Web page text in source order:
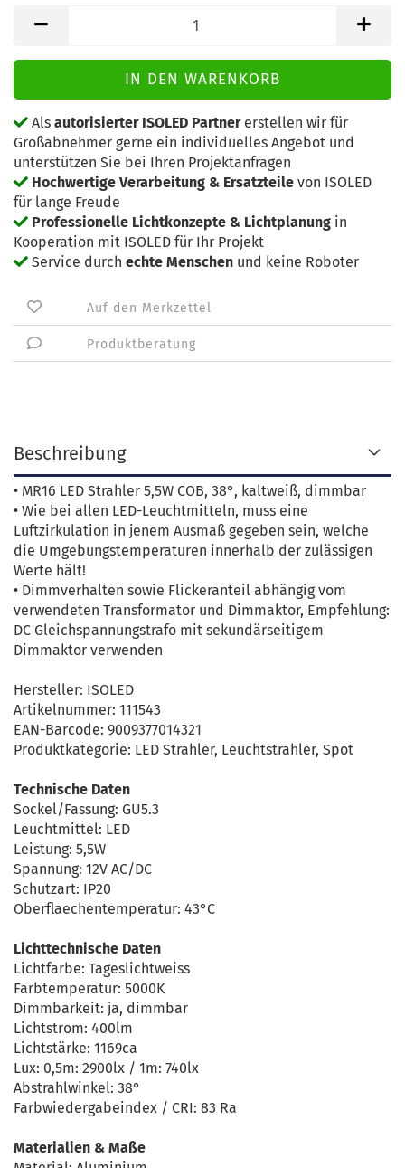
Als autorisierter ISOLED Partnererstellen wir für
Großabnehmer gerne ein individuelles Angebot und
unterstützen Sie bei Ihren Projektanfragen
Hochwertige Verarbeitung & Ersatzteile von ISOLED
für lange Freude
Professionelle Lichtkonzepte & Lichtplanung in
Kooperation mit ISOLED für Ihr Projekt
Service durch echte Menschen und keine Roboter
Auf den Merkzettel
Produktberatung
Beschreibung
• MR16 LED Strahler 5,5W COB, 38°, kaltweiß, dimmbar
• Wie bei allen LED-Leuchtmitteln, muss eine
Luftzirkulation in jenem Ausmaß gegeben sein, welche
die Umgebungstemperaturen innerhalb der zulässigen
Werte hält!
• Dimmverhalten sowie Flickeranteil abhängig vom
verwendeten Transformator und Dimmaktor, Empfehlung:
DC Gleichspannungstrafo mit sekundärseitigem
Dimmaktor verwenden
Hersteller: ISOLED
Artikelnummer: 111543
EAN-Barcode: 9009377014321
Produktkategorie: LED Strahler, Leuchtstrahler, Spot
Technische Daten
Sockel/Fassung: GU5.3
Leuchtmittel: LED
Leistung: 5,5W
Spannung: 12V AC/DC
Schutzart: IP20
Oberflaechentemperatur: 43°C
Lichttechnische Daten
Lichtfarbe: Tageslichtweiss
Farbtemperatur: 5000K
Dimmbarkeit: ja, dimmbar
Lichtstrom: 400lm
Lichtstärke: 1169ca
Lux: 0,5m: 2900lx / 1m: 740lx
Abstrahlwinkel: 38°
Farbwiedergabeindex / CRI: 83 Ra
Materialien & Maße